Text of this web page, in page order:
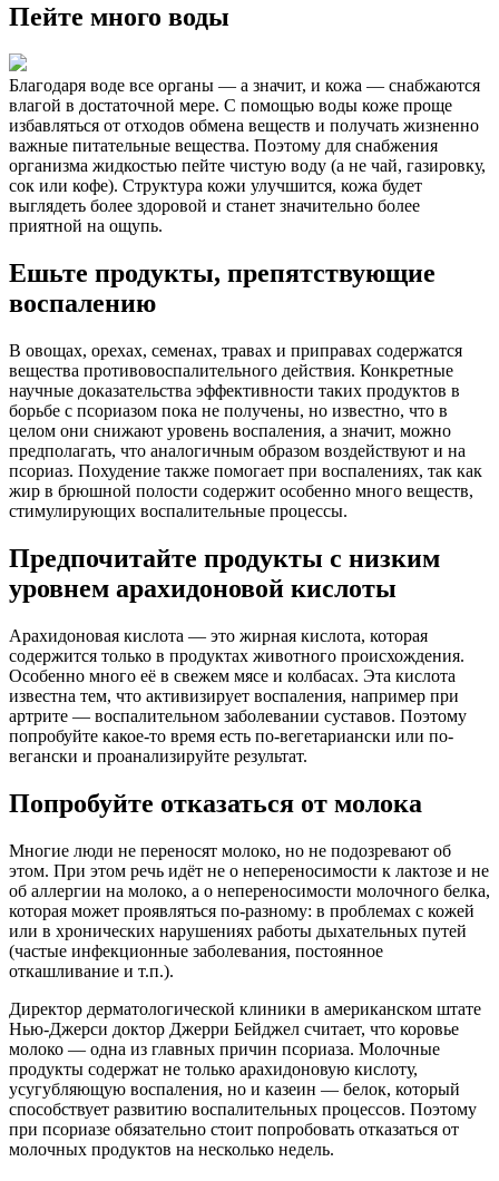
Пейте много воды
Благодаря воде все органы — а значит, и кожа — снабжаются
влагой в достаточной мере. С помощью воды коже проще
избавляться от отходов обмена веществ и получать жизненно
важные питательные вещества. Поэтому для снабжения
организма жидкостью пейте чистую воду (а не чай, газировку,
сок или кофе). Структура кожи улучшится, кожа будет
выглядеть более здоровой и станет значительно более
приятной на ощупь.
Ешьте продукты, препятствующие
воспалению
В овощах, орехах, семенах, травах и приправах содержатся
вещества противовоспалительного действия. Конкретные
научные доказательства эффективности таких продуктов в
борьбе с псориазом пока не получены, но известно, что в
целом они снижают уровень воспаления, а значит, можно
предполагать, что аналогичным образом воздействуют и на
псориаз. Похудение также помогает при воспалениях, так как
жир в брюшной полости содержит особенно много веществ,
стимулирующих воспалительные процессы.
Предпочитайте продукты с низким
уровнем арахидоновой кислоты
Арахидоновая кислота — это жирная кислота, которая
содержится только в продуктах животного происхождения.
Особенно много её в свежем мясе и колбасах. Эта кислота
известна тем, что активизирует воспаления, например при
артрите — воспалительном заболевании суставов. Поэтому
попробуйте какое-то время есть по-вегетариански или по-
вегански и проанализируйте результат.
Попробуйте отказаться от молока
Многие люди не переносят молоко, но не подозревают об
этом. При этом речь идёт не о непереносимости к лактозе и не
об аллергии на молоко, а о непереносимости молочного белка,
которая может проявляться по-разному: в проблемах с кожей
или в хронических нарушениях работы дыхательных путей
(частые инфекционные заболевания, постоянное
откашливание и т.п.).
Директор дерматологической клиники в американском штате
Нью-Джерси доктор Джерри Бейджел считает, что коровье
молоко — одна из главных причин псориаза. Молочные
продукты содержат не только арахидоновую кислоту,
усугубляющую воспаления, но и казеин — белок, который
способствует развитию воспалительных процессов. Поэтому
при псориазе обязательно стоит попробовать отказаться от
молочных продуктов на несколько недель.